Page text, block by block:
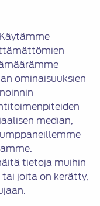
ominaisuuksien
median,
tietoja muihin
joita on kerätty,